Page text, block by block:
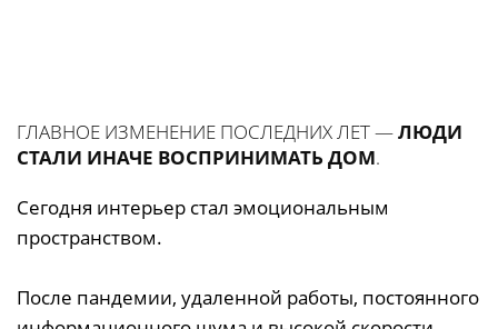
ГЛАВНОЕ ИЗМЕНЕНИЕ ПОСЛЕДНИХ ЛЕТ —ЛЮДИ
СТАЛИ ИНАЧЕ ВОСПРИНИМАТЬ ДОМ.
Сегодня интерьер стал эмоциональным
пространством.
После пандемии, удаленной работы, постоянного